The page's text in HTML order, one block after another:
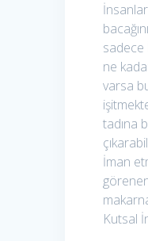
sadece
ne
varsa
tadına
İman
Kutsal